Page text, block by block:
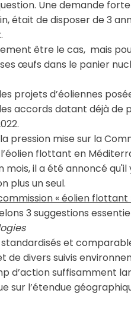
Une demande
était de disposer de 3
être le cas, mais
œufs dans le panier
projets d’éoliennes
accords datant déjà de
pression mise sur la
flottant en
mois, il a été annoncé
plus un seul.
« éolien flottant
3 suggestions
et
de divers suivis
d’action suffisamment
sur l’étendue